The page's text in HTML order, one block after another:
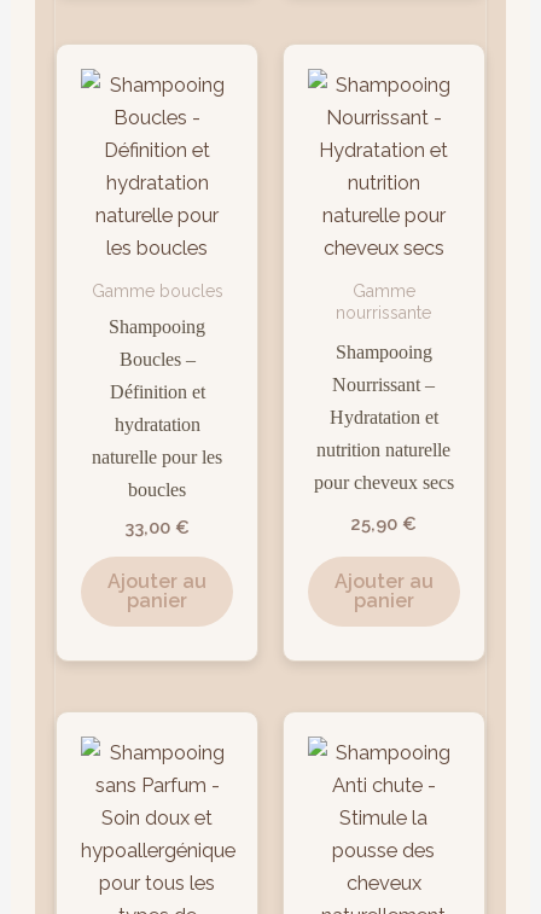
Gamme boucles
Shampooing
Boucles –
Définition et
hydratation
naturelle pour les
boucles
33,00 €
Ajouter au
panier
Gamme
nourrissante
Shampooing
Nourrissant –
Hydratation et
nutrition naturelle
pour cheveux secs
25,90 €
Ajouter au
panier